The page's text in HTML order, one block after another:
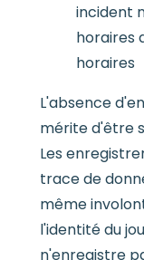
incident
horaires
horaires
L'absence
mérite d'être
Les
trace de
même
l'identité du
n'enregistre